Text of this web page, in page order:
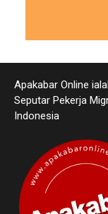
Apakabar Online
Seputar Pekerja
Indonesia